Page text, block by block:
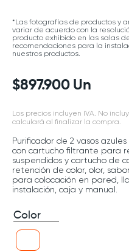
*Las fotografías de productos y
variar de acuerdo con la
producto exhibido en las salas
recomendaciones para la
nuestros productos.
$897.900 Un
Los precios incluyen IVA. No
calculará al finalizar la compra.
Purificador de 2 vasos
con cartucho filtrante para
suspendidos y cartucho de
retención de color, olor,
para colocación en pared,
instalación, caja y manual.
Color